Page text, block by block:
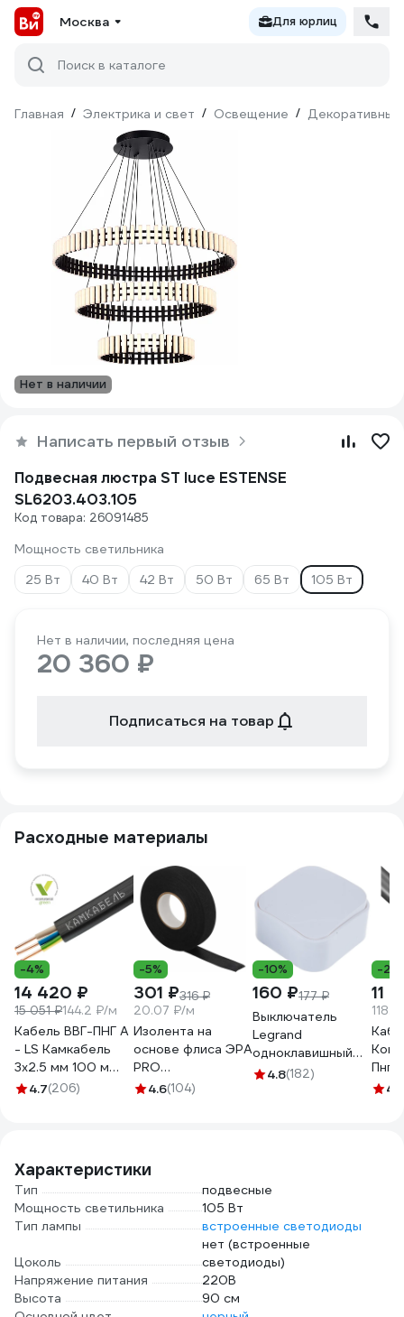
Москва Для юрлиц
Поиск в каталоге
Главная / Электрика и свет / Освещение / Декоративный
Нет в наличии
Написать первый отзыв
Подвесная люстра ST luce ESTENSE
SL6203.403.105
Код товара: 26091485
Мощность светильника
25 Вт
40 Вт 42 Вт 50 Вт 65 Вт 105 Вт
Нет в наличии, последняя цена
20 360 ₽
Подписаться на товар
Расходные материалы
-4%
14 420 ₽
15 051 ₽144.2 ₽/м
Кабель ВВГ-ПНГ А
- LS Камкабель
3x2.5 мм 100 м
ГОСТ
4.7(206)
-5%
301 ₽316 ₽
20.07 ₽/м
Изолента на
основе флиса ЭРА
PRO
PROFLEEC1915 19
4.6(104)
-10%
160 ₽177 ₽
Выключатель
Legrand
одноклавишный
Legrand Quteo
4.8(182)
-
11
4.4
Характеристики
Тип
подвесные
Мощность светильника
105 Вт
Тип лампы
встроенные светодиоды
Цоколь
нет (встроенные
светодиоды)
Напряжение питания
220В
Высота
90 см